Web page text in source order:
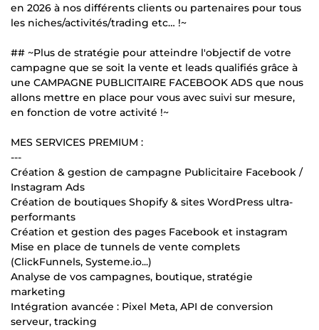
en 2026 à nos différents clients ou partenaires pour tous
les niches/activités/trading etc… !~
## ~Plus de stratégie pour atteindre l'objectif de votre
campagne que se soit la vente et leads qualifiés grâce à
une CAMPAGNE PUBLICITAIRE FACEBOOK ADS que nous
allons mettre en place pour vous avec suivi sur mesure,
en fonction de votre activité !~
MES SERVICES PREMIUM :
---
Création & gestion de campagne Publicitaire Facebook /
Instagram Ads
Création de boutiques Shopify & sites WordPress ultra-
performants
Création et gestion des pages Facebook et instagram
Mise en place de tunnels de vente complets
(ClickFunnels, Systeme.io...)
Analyse de vos campagnes, boutique, stratégie
marketing
Intégration avancée : Pixel Meta, API de conversion
serveur, tracking